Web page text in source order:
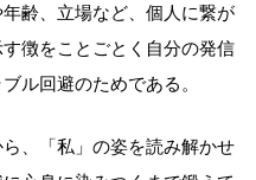
齢、立場など、個人に繋が
徴をことごとく自分の発信
ル回避のためである。
、「私」の姿を読み解かせ